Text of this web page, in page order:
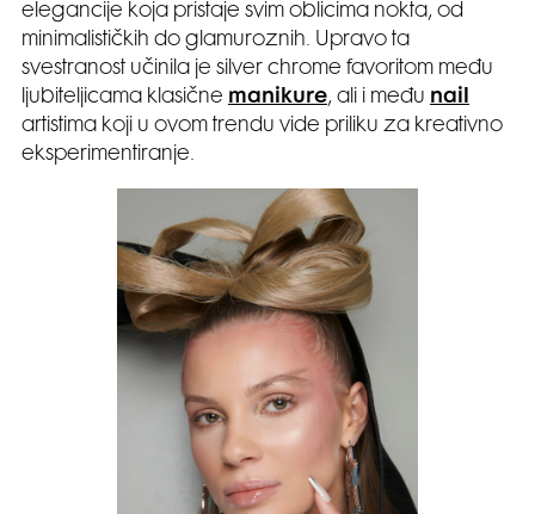
elegancije koja pristaje svim oblicima nokta, od
minimalističkih do glamuroznih. Upravo ta
svestranost učinila je silver chrome favoritom među
ljubiteljicama klasične manikure, ali i među nail
artistima koji u ovom trendu vide priliku za kreativno
eksperimentiranje.